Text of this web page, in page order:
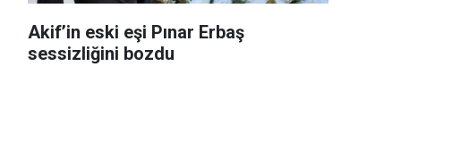
Akif’in eski eşi Pınar Erbaş
sessizliğini bozdu